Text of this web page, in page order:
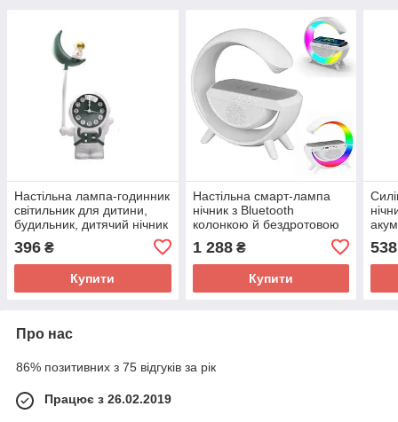
Настільна лампа-годинник
світильник для дитини,
будильник, дитячий нічник
396 ₴
Купити
Настільна смарт-лампа
нічник з Bluetooth
колонкою й бездротовою
зарядкою для телефона
RGB LIGHT ВТ-2301
1 288₴
Купити
538
Про нас
86% позитивних з 75 відгуків за рік
Працює з 26.02.2019